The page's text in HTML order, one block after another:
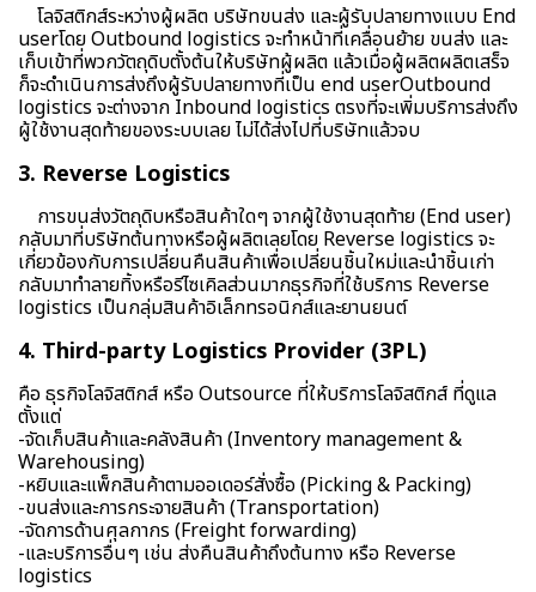
โลจิสติกส์ระหว่างผู้ผลิต บริษัทขนส่ง และผู้รับปลายทางแบบ End
userโดย Outbound logistics จะทำหน้าที่เคลื่อนย้าย ขนส่ง และ
เก็บเข้าที่พวกวัตถุดิบตั้งต้นให้บริษัทผู้ผลิต แล้วเมื่อผู้ผลิตผลิตเสร็จ
ก็จะดำเนินการส่งถึงผู้รับปลายทางที่เป็น end userOutbound
logistics จะต่างจาก Inbound logistics ตรงที่จะเพิ่มบริการส่งถึง
ผู้ใช้งานสุดท้ายของระบบเลย ไม่ได้ส่งไปที่บริษัทแล้วจบ
3. Reverse Logistics
การขนส่งวัตถุดิบหรือสินค้าใดๆ จากผู้ใช้งานสุดท้าย (End user)
กลับมาที่บริษัทต้นทางหรือผู้ผลิตเลยโดย Reverse logistics จะ
เกี่ยวข้องกับการเปลี่ยนคืนสินค้าเพื่อเปลี่ยนชิ้นใหม่และนำชิ้นเก่า
กลับมาทำลายทิ้งหรือรีไซเคิลส่วนมากธุรกิจที่ใช้บริการ Reverse
logistics เป็นกลุ่มสินค้าอิเล็กทรอนิกส์และยานยนต์
4. Third-party Logistics Provider (3PL)
คือ ธุรกิจโลจิสติกส์ หรือ Outsource ที่ให้บริการโลจิสติกส์ ที่ดูแล
ตั้งแต่
-จัดเก็บสินค้าและคลังสินค้า (Inventory management &
Warehousing)
-หยิบและแพ็กสินค้าตามออเดอร์สั่งซื้อ (Picking & Packing)
-ขนส่งและการกระจายสินค้า (Transportation)
-จัดการด้านศุลกากร (Freight forwarding)
-และบริการอื่นๆ เช่น ส่งคืนสินค้าถึงต้นทาง หรือ Reverse
logistics